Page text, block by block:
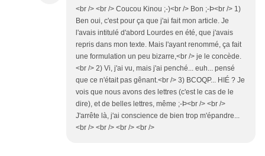
<br /> <br /> Coucou Kinou ;-)<br /> Bon ;-Þ<br /> 1)
Ben oui, c'est pour ça que j'ai fait mon article. Je
l'avais intitulé d'abord Lourdes en été, que j'avais
repris dans mon texte. Mais l'ayant renommé, ça fait
une formulation un peu bizarre,<br /> je le concède.
<br /> 2) Vi, j'ai vu, mais j'ai penché... euh... pensé
que ce n'était pas gênant.<br /> 3) BCOQP... HIÉ ? Je
vois que nous avons des lettres (c'est le cas de le
dire), et de belles lettres, même ;-Þ<br /> <br />
J'arrête là, j'ai conscience de bien trop m'épandre...
<br /> <br /> <br /> <br />